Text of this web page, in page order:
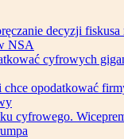
decyzji fiskusa
NSA
cyfrowych
opodatkować
cyfrowego.